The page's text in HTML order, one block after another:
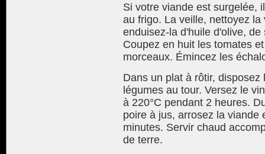
Si votre viande est surgelée,
au frigo. La veille, nettoyez
enduisez-la d'huile d'olive,
Coupez en huit les tomates
morceaux. Émincez les
Dans un plat à rôtir,
légumes au tour. Versez le
à 220°C pendant 2 heures.
poire à jus, arrosez la viande
minutes. Servir chaud
de terre.